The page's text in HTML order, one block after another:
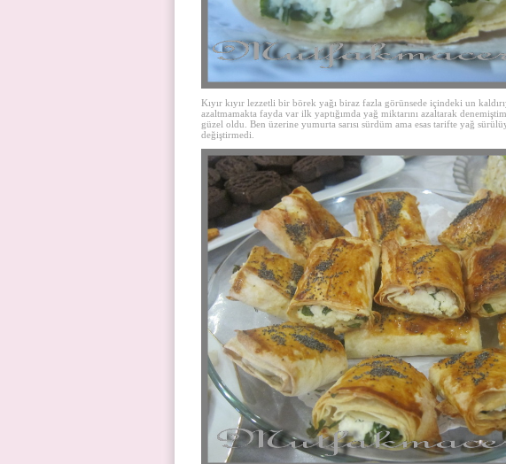
Kıyır kıyır lezzetli bir börek yağı biraz fazla görünsede içindeki un
azaltmamakta fayda var ilk yaptığımda yağ miktarını azaltarak
güzel oldu. Ben üzerine yumurta sarısı sürdüm ama esas tarifte yağ
değiştirmedi.